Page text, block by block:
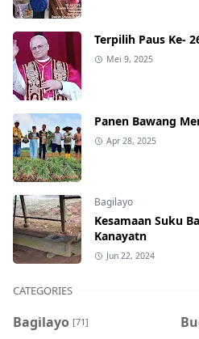
Terpilih Paus Ke-
Mei 9, 2025
Panen Bawang
Apr 28, 2025
Bagilayo
Kesamaan Suku Baduy dengan Dayak
Kanayatn
Jun 22, 2024
CATEGORIES
Bagilayo [71]